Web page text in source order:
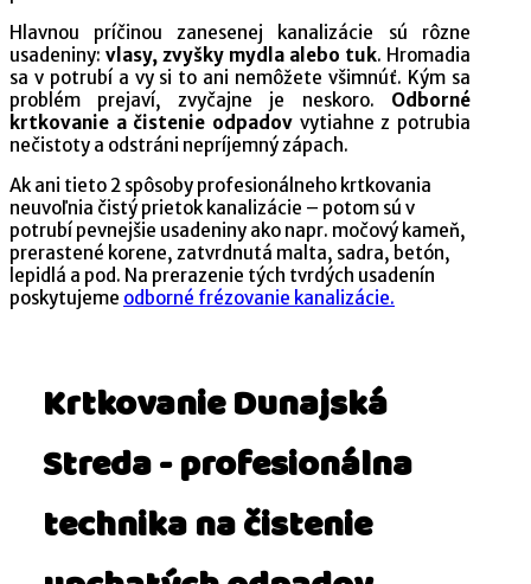
Hlavnou príčinou zanesenej kanalizácie sú rôzne
usadeniny: vlasy, zvyšky mydla alebo tuk. Hromadia
sa v potrubí a vy si to ani nemôžete všimnúť. Kým sa
problém prejaví, zvyčajne je neskoro. Odborné
krtkovanie a čistenie odpadovvytiahne z potrubia
nečistoty a odstráni nepríjemný zápach.
Ak ani tieto 2 spôsoby profesionálneho krtkovania
neuvoľnia čistý prietok kanalizácie – potom sú v
potrubí pevnejšie usadeniny ako napr. močový kameň,
prerastené korene, zatvrdnutá malta, sadra, betón,
lepidlá a pod. Na prerazenie tých tvrdých usadenín
poskytujeme odborné frézovanie kanalizácie.
Krtkovanie Dunajská
Streda - profesionálna
technika na čistenie